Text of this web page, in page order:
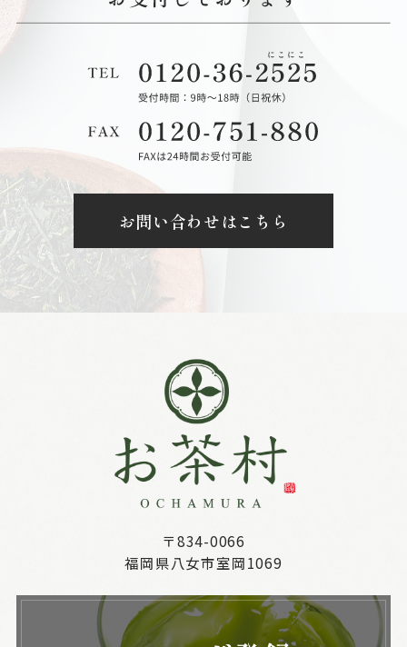
お問い合わせはこちら
〒834-0066
福岡県八女市室岡1069